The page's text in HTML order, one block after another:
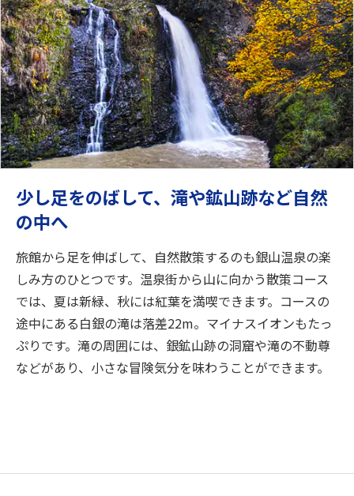
少し足をのばして、滝や鉱山跡など自然
の中へ
旅館から足を伸ばして、自然散策するのも銀山温泉の楽
しみ方のひとつです。温泉街から山に向かう散策コース
では、夏は新緑、秋には紅葉を満喫できます。コースの
途中にある白銀の滝は落差22m。マイナスイオンもたっ
ぷりです。滝の周囲には、銀鉱山跡の洞窟や滝の不動尊
などがあり、小さな冒険気分を味わうことができます。